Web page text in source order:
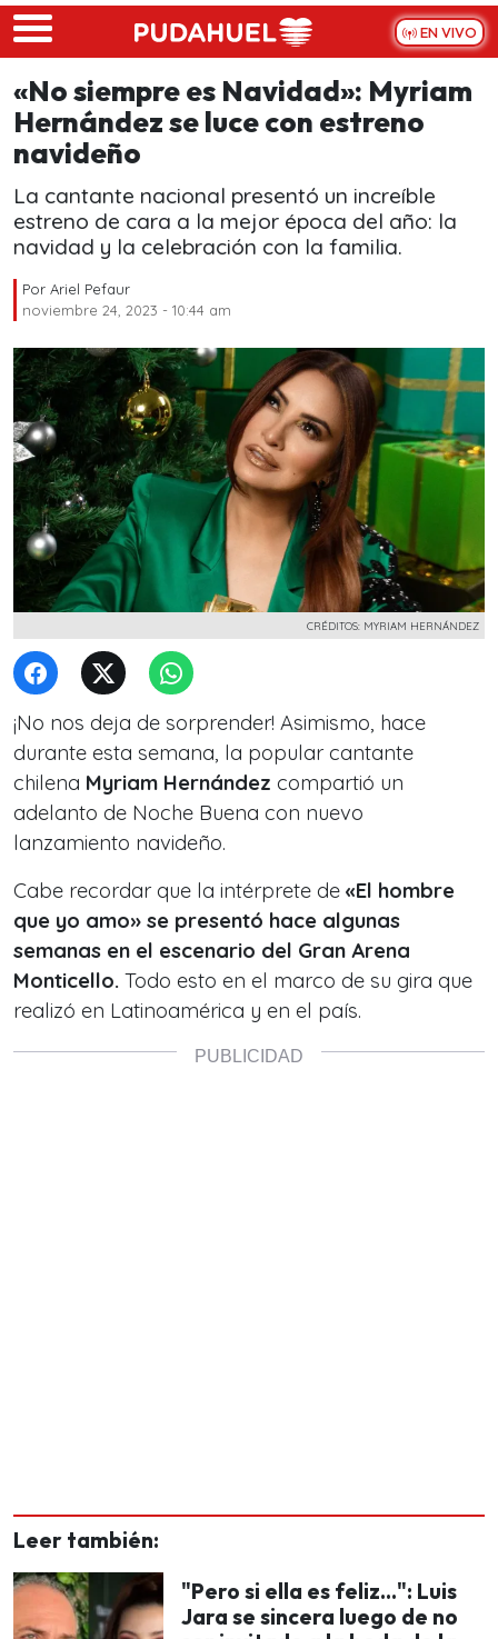
Skip to main content
EN VIVO
«No siempre es Navidad»: Myriam
Hernández se luce con estreno
navideño
La cantante nacional presentó un increíble
estreno de cara a la mejor época del año: la
navidad y la celebración con la familia.
Por Ariel Pefaur
noviembre 24, 2023 - 10:44 am
CRÉDITOS: MYRIAM HERNÁNDEZ
¡No nos deja de sorprender! Asimismo, hace
durante esta semana, la popular cantante
chilena Myriam Hernández compartió un
adelanto de Noche Buena con nuevo
lanzamiento navideño.
Cabe recordar que la intérprete de «El hombre
que yo amo» se presentó hace algunas
semanas en el escenario del Gran Arena
Monticello. Todo esto en el marco de su gira que
realizó en Latinoamérica y en el país.
Leer también:
"Pero si ella es feliz...": Luis
Jara se sincera luego de no